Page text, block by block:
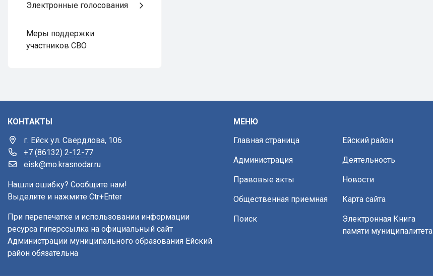
Электронные голосования
Меры поддержки
участников СВО
КОНТАКТЫ
г. Ейск ул. Свердлова, 106
+7 (86132) 2-12-77
eisk@mo.krasnodar.ru
Нашли ошибку? Сообщите нам!
Выделите и нажмите Ctr+Enter
При перепечатке и использовании информации
ресурса гиперссылка на официальный сайт
Администрации муниципального образования Ейский
район обязательна
МЕНЮ
Главная страница
Ейский район
Администрация Деятельность
Правовые акты Новости
Общественная приемная Карта сайта
Поиск
Электронная Книга
памяти муниципалитета